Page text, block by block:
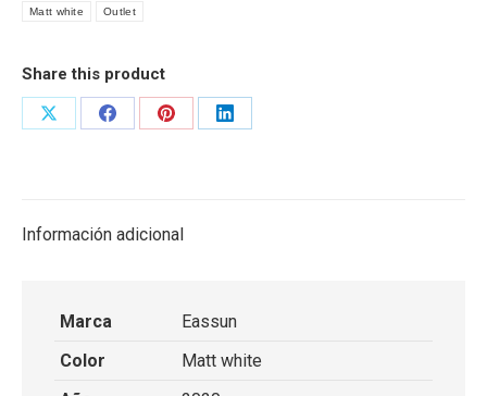
Matt white Outlet
Share this product
Share
Share
Share
Share
Información adicional
Marca
Eassun
Color
Matt white